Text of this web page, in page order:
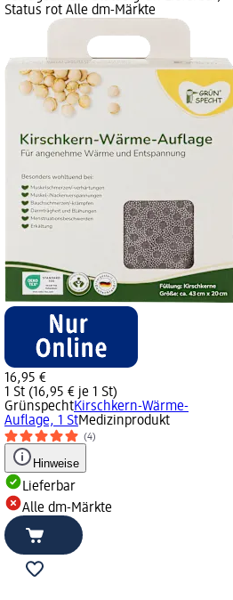
Status rot Alle dm-Märkte
16,95 €
1 St (16,95 € je 1 St)
GrünspechtKirschkern-Wärme-
Auflage, 1 StMedizinprodukt
(4)
Hinweise
Lieferbar
Alle dm-Märkte